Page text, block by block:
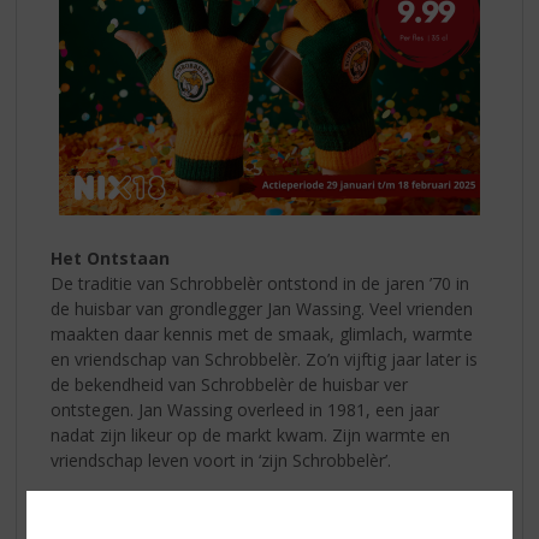
Het Ontstaan
De traditie van Schrobbelèr ontstond in de jaren ’70 in
de huisbar van grondlegger Jan Wassing. Veel vrienden
maakten daar kennis met de smaak, glimlach, warmte
en vriendschap van Schrobbelèr. Zo’n vijftig jaar later is
de bekendheid van Schrobbelèr de huisbar ver
ontstegen. Jan Wassing overleed in 1981, een jaar
nadat zijn likeur op de markt kwam. Zijn warmte en
vriendschap leven voort in ‘zijn Schrobbelèr’.